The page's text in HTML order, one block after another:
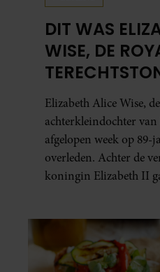
DIT WAS
WISE, DE
DOOD VAN
Elizabeth Alice Wise,
achterkleindochter
afgelopen week op 89-
overleden. Achter de
koningin Elizabeth II